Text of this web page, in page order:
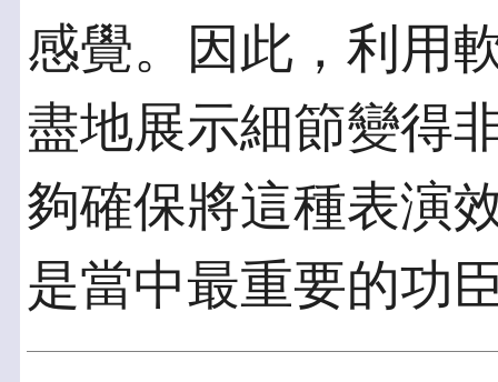
感覺。因此，利用
盡地展示細節變得
夠確保將這種表演
是當中最重要的功